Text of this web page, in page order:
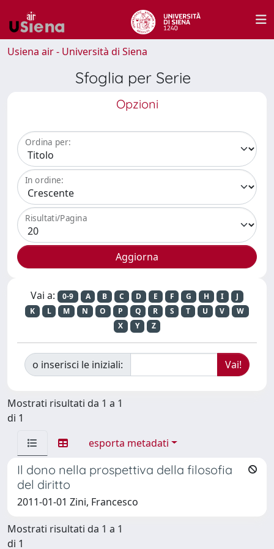
Usiena air - Università di Siena
Sfoglia per Serie
Opzioni
Ordina per:
In ordine:
Risultati/Pagina
Vai a: 0-9 A B C D E F G H I
J
K
L M N O P Q R S T U V
W
X
Y Z
o inserisci le iniziali:
Mostrati risultati da 1 a 1
di 1
esporta metadati
Il dono nella prospettiva della filosofia
del diritto
2011-01-01 Zini, Francesco
Mostrati risultati da 1 a 1
di 1